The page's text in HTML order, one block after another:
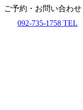
ご予約・お問い合わせ
092-735-1758 TEL